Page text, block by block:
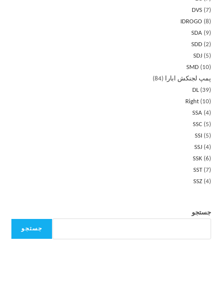
DVS 7
IDROGO
8
SDA
9
SDD 2
SDJ
5
SMD
10
پمپ لجنکش ابارا
84
DL 39
Right
10
SSA 4
SSC
5
SSI
5
SSJ 4
SSK 6
SST 7
SSZ 4
جستجو
جستجو